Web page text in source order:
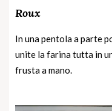
Roux
In una pentola a parte
unite la farina tutta in
frusta a mano.